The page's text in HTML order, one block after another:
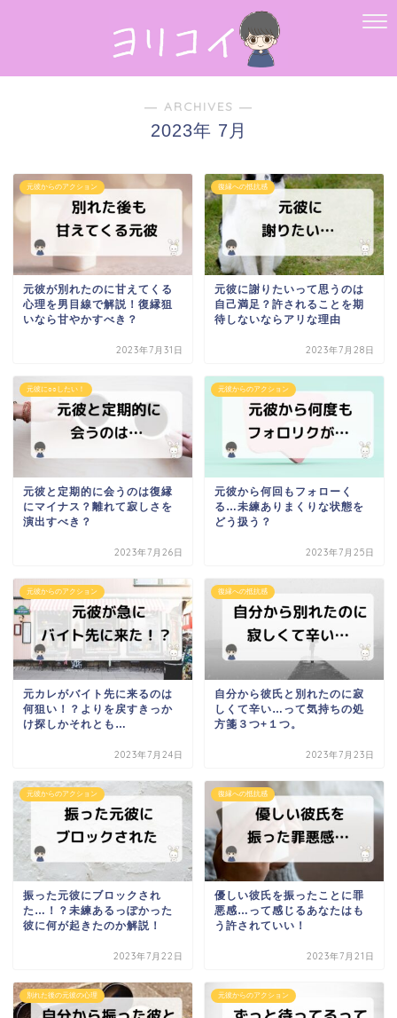
― ARCHIVES ―
2023年 7月
元彼からのアクション
元彼が別れたのに甘えてくる
心理を男目線で解説！復縁狙
いなら甘やかすべき？
2023年7月31日
復縁への抵抗感
元彼に謝りたいって思うのは
自己満足？許されることを期
待しないならアリな理由
2023年7月28日
元彼に○○したい！
元彼と定期的に会うのは復縁
にマイナス？離れて寂しさを
演出すべき？
2023年7月26日
元彼からのアクション
元彼から何回もフォローく
る…未練ありまくりな状態を
どう扱う？
2023年7月25日
元彼からのアクション
元カレがバイト先に来るのは
何狙い！？よりを戻すきっか
け探しかそれとも…
2023年7月24日
復縁への抵抗感
自分から彼氏と別れたのに寂
しくて辛い…って気持ちの処
方箋３つ+１つ。
2023年7月23日
元彼からのアクション
振った元彼にブロックされ
た…！？未練あるっぽかった
彼に何が起きたのか解説！
2023年7月22日
復縁への抵抗感
優しい彼氏を振ったことに罪
悪感…って感じるあなたはも
う許されていい！
2023年7月21日
別れた後の元彼の心理 元彼からのアクション